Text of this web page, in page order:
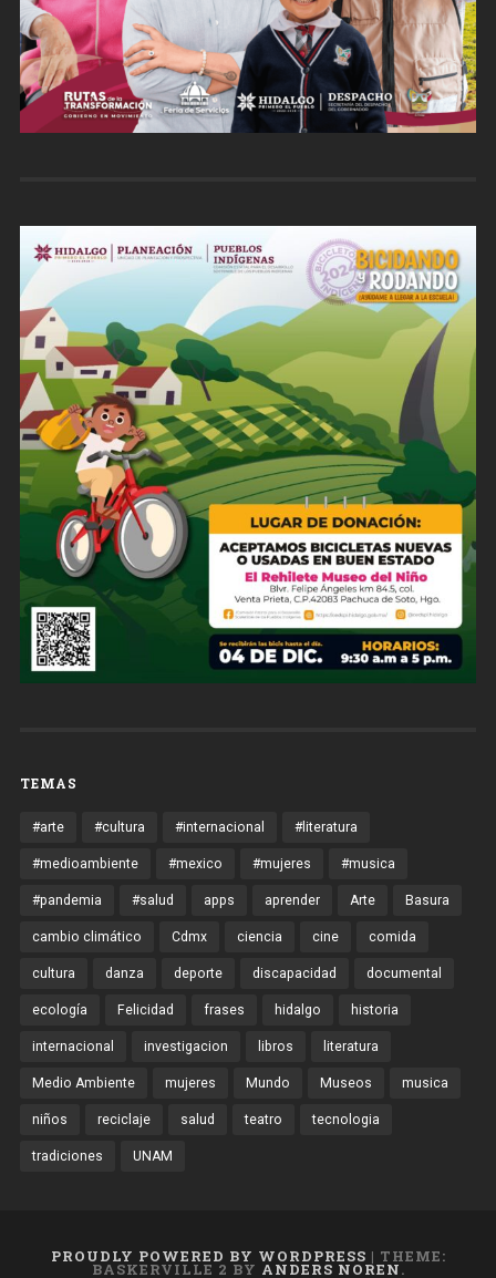
TEMAS
#arte #cultura #internacional #literatura
#medioambiente #mexico #mujeres #musica
#pandemia #salud apps aprender Arte Basura
cambio climático Cdmx ciencia cine comida
cultura danza deporte discapacidad documental
ecología Felicidad frases hidalgo historia
internacional investigacion libros literatura
Medio Ambiente mujeres Mundo Museos musica
niños reciclaje salud teatro tecnologia
tradiciones UNAM
PROUDLY POWERED BY WORDPRESS | THEME:
BASKERVILLE 2 BY ANDERS NOREN.